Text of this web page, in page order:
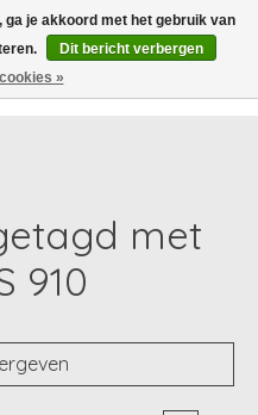
Verlanglijst
met
910
ga je akkoord met het gebruik van
Dit bericht verbergen
»